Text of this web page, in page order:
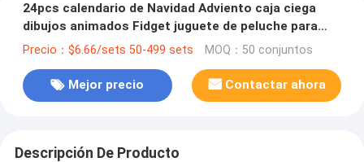
24pcs calendario de Navidad Adviento caja ciega
dibujos animados Fidget juguete de peluche para
niños juego de juego
Precio：$6.66/sets 50-499 sets MOQ：50 conjuntos
Mejor precio Contactar ahora
Descripción De Producto